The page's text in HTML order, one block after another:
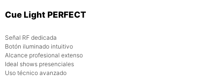
Cue Light PERFECT
Señal RF dedicada
Botón iluminado intuitivo
Alcance profesional extenso
Ideal shows presenciales
Uso técnico avanzado